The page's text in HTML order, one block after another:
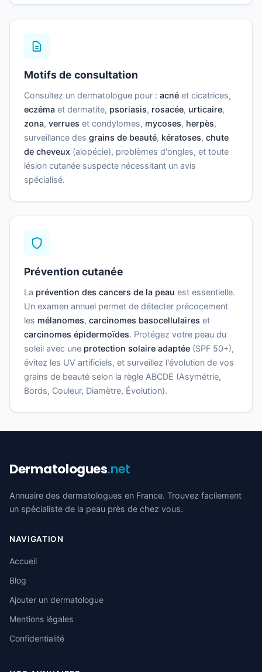
Motifs de consultation
Consultez un dermatologue pour : acné et cicatrices,
eczéma et dermatite, psoriasis, rosacée, urticaire,
zona, verrues et condylomes, mycoses, herpès,
surveillance des grains de beauté, kératoses, chute
de cheveux (alopécie), problèmes d'ongles, et toute
lésion cutanée suspecte nécessitant un avis
spécialisé.
Prévention cutanée
La prévention des cancers de la peau est essentielle.
Un examen annuel permet de détecter précocement
les mélanomes, carcinomes basocellulaires et
carcinomes épidermoïdes. Protégez votre peau du
soleil avec une protection solaire adaptée (SPF 50+),
évitez les UV artificiels, et surveillez l'évolution de vos
grains de beauté selon la règle ABCDE (Asymétrie,
Bords, Couleur, Diamètre, Évolution).
Dermatologues.net
Annuaire des dermatologues en France. Trouvez facilement
un spécialiste de la peau près de chez vous.
NAVIGATION
Accueil
Blog
Ajouter un dermatologue
Mentions légales
Confidentialité